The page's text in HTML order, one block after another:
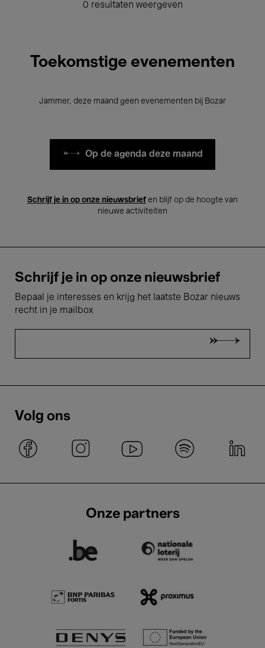
0 resultaten weergeven
Toekomstige evenementen
Jammer, deze maand geen evenementen bij Bozar
Op de agenda deze maand
Schrijf je in op onze nieuwsbrief en blijf op de hoogte van
nieuwe activiteiten
Schrijf je in op onze nieuwsbrief
Bepaal je interesses en krijg het laatste Bozar nieuws
recht in je mailbox
Volg ons
Onze partners